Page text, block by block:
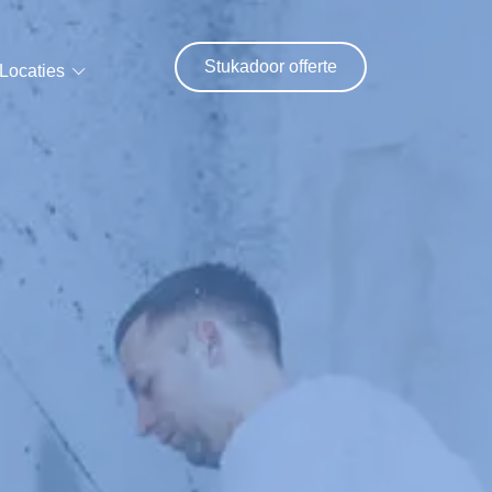
Locaties Stukadoor offerte